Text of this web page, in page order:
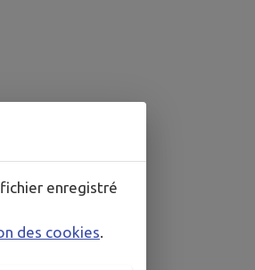
enregistré
des cookies